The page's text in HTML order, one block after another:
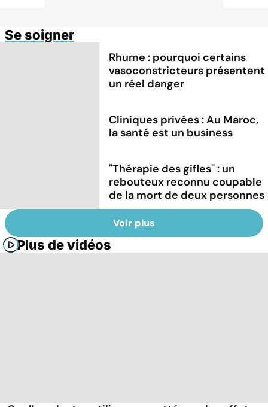
Se soigner
Rhume : pourquoi certains
vasoconstricteurs présentent
un réel danger
Cliniques privées : Au Maroc,
la santé est un business
"Thérapie des gifles" : un
rebouteux reconnu coupable
de la mort de deux personnes
Voir plus
Plus de vidéos